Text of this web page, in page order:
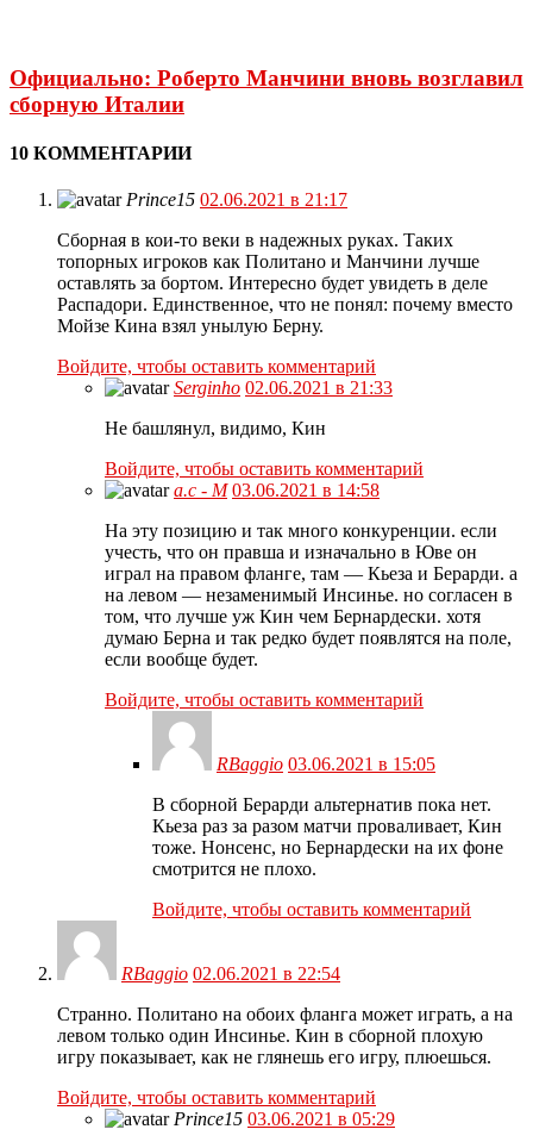
Официально: Роберто Манчини вновь возглавил
сборную Италии
10 КОММЕНТАРИИ
Prince15 02.06.2021 в 21:17
Сборная в кои-то веки в надежных руках. Таких
топорных игроков как Политано и Манчини лучше
оставлять за бортом. Интересно будет увидеть в деле
Распадори. Единственное, что не понял: почему вместо
Мойзе Кина взял унылую Берну.
Войдите, чтобы оставить комментарий
Serginho 02.06.2021 в 21:33
Не башлянул, видимо, Кин
Войдите, чтобы оставить комментарий
а.с - М 03.06.2021 в 14:58
На эту позицию и так много конкуренции. если
учесть, что он правша и изначально в Юве он
играл на правом фланге, там — Кьеза и Берарди. а
на левом — незаменимый Инсинье. но согласен в
том, что лучше уж Кин чем Бернардески. хотя
думаю Берна и так редко будет появлятся на поле,
если вообще будет.
Войдите, чтобы оставить комментарий
RBaggio 03.06.2021 в 15:05
В сборной Берарди альтернатив пока нет.
Кьеза раз за разом матчи проваливает, Кин
тоже. Нонсенс, но Бернардески на их фоне
смотрится не плохо.
Войдите, чтобы оставить комментарий
RBaggio 02.06.2021 в 22:54
Странно. Политано на обоих фланга может играть, а на
левом только один Инсинье. Кин в сборной плохую
игру показывает, как не глянешь его игру, плюешься.
Войдите, чтобы оставить комментарий
Prince15 03.06.2021 в 05:29